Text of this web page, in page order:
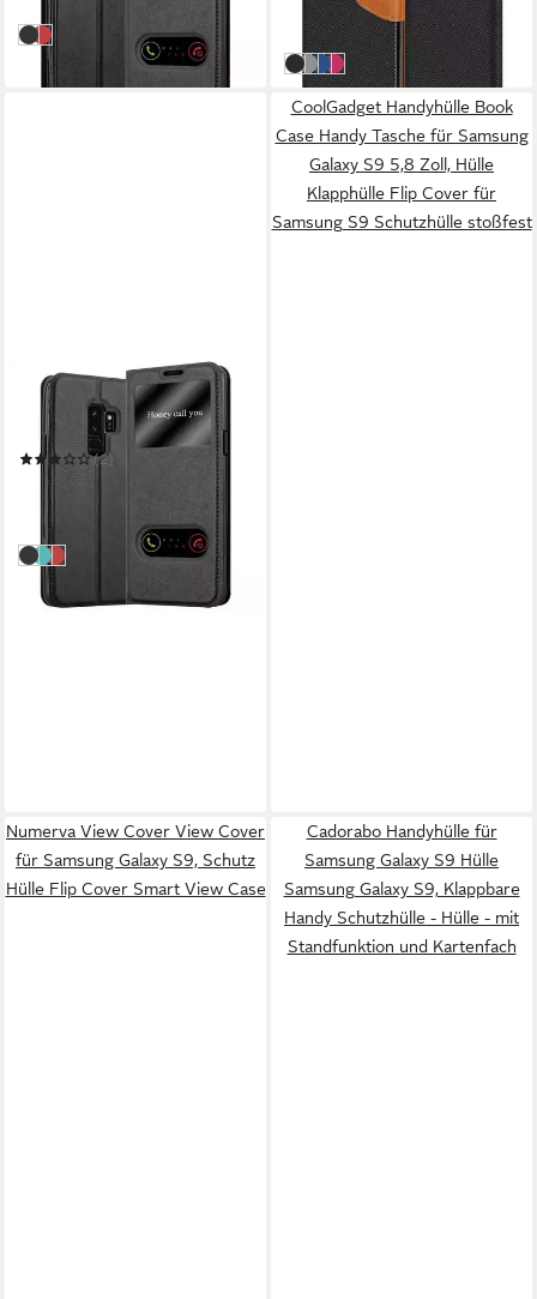
in 3-4 Werktagen bei dir
KOMETEN SCHWARZ
SAFRAN ROT
-29%
in 3-4 Werktagen bei dir
Schwarz
Grau
BlauPink
CADORABO
Handyhülle für Samsung
Galaxy S9 PLUS Hülle
(2)
15,99 € UVP 20,99 €
in 3-4 Werktagen bei dir
KOMETEN SCHWARZ
MINT TÜRKIS
SAFRAN ROT
CoolGadget Handyhülle Book
Case Handy Tasche für Samsung
Galaxy S9 5,8 Zoll, Hülle
Klapphülle Flip Cover für
Samsung S9 Schutzhülle stoßfest
Numerva View Cover View Cover
für Samsung Galaxy S9, Schutz
Hülle Flip Cover Smart View Case
Cadorabo Handyhülle für
Samsung Galaxy S9 Hülle
Samsung Galaxy S9, Klappbare
Handy Schutzhülle - Hülle - mit
Standfunktion und Kartenfach